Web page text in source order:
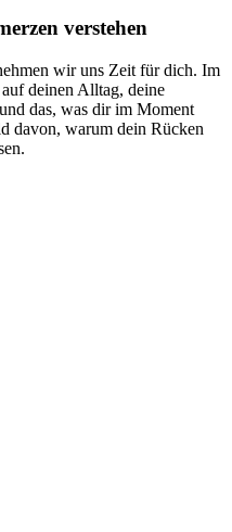
verstehen
wir uns Zeit für dich. Im
deinen Alltag, deine
das, was dir im Moment
davon, warum dein Rücken